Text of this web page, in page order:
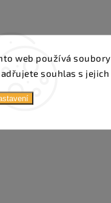
web používá
souhlas s